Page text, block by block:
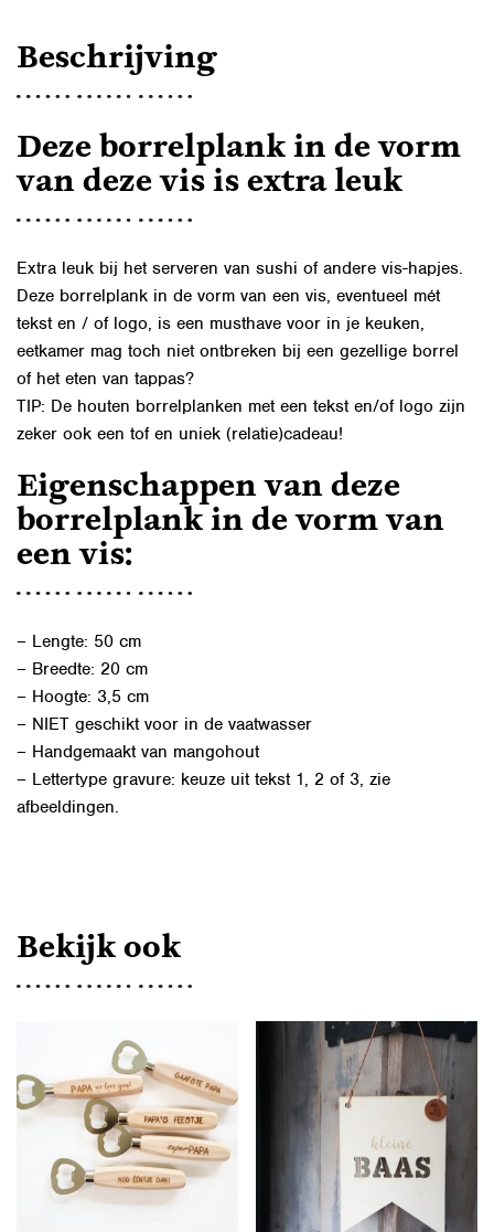
AANTAL
Beschrijving
Deze borrelplank in de vorm
van deze vis is extra leuk
Extra leuk bij het serveren van sushi of andere vis-hapjes.
Deze borrelplank in de vorm van een vis, eventueel mét
tekst en / of logo, is een musthave voor in je keuken,
eetkamer mag toch niet ontbreken bij een gezellige borrel
of het eten van tappas?
TIP: De houten borrelplanken met een tekst en/of logo zijn
zeker ook een tof en uniek (relatie)cadeau!
Eigenschappen van deze
borrelplank in de vorm van
een vis:
– Lengte: 50 cm
– Breedte: 20 cm
– Hoogte: 3,5 cm
– NIET geschikt voor in de vaatwasser
– Handgemaakt van mangohout
– Lettertype gravure: keuze uit tekst 1, 2 of 3, zie
afbeeldingen.
Bekijk ook